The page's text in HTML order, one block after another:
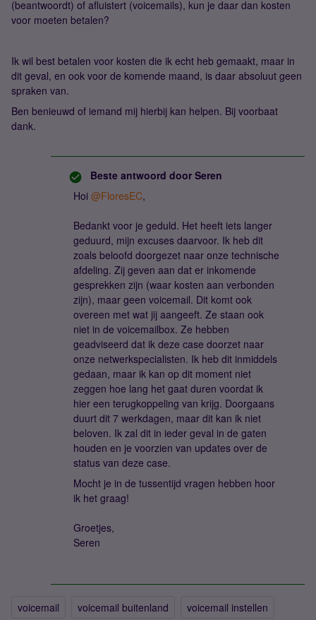
(beantwoordt) of afluistert (voicemails), kun je daar dan kosten
voor moeten betalen?
Ik wil best betalen voor kosten die ik echt heb gemaakt, maar in
dit geval, en ook voor de komende maand, is daar absoluut geen
spraken van.
Ben benieuwd of iemand mij hierbij kan helpen. Bij voorbaat
dank.
Beste antwoord door Seren
Hoi ​ @FloresEC,
Bedankt voor je geduld. Het heeft iets langer
geduurd, mijn excuses daarvoor. Ik heb dit
zoals beloofd doorgezet naar onze technische
afdeling. Zij geven aan dat er inkomende
gesprekken zijn (waar kosten aan verbonden
zijn), maar geen voicemail. Dit komt ook
overeen met wat jij aangeeft. Ze staan ook
niet in de voicemailbox. Ze hebben
geadviseerd dat ik deze case doorzet naar
onze netwerkspecialisten. Ik heb dit inmiddels
gedaan, maar ik kan op dit moment niet
zeggen hoe lang het gaat duren voordat ik
hier een terugkoppeling van krijg. Doorgaans
duurt dit 7 werkdagen, maar dit kan ik niet
beloven. Ik zal dit in ieder geval in de gaten
houden en je voorzien van updates over de
status van deze case.
Mocht je in de tussentijd vragen hebben hoor
ik het graag!
Groetjes,
Seren
voicemail voicemail buitenland voicemail instellen